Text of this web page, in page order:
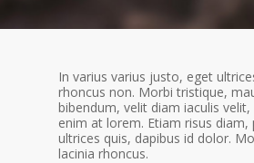
In varius varius justo, eget
rhoncus non. Morbi tristique,
bibendum, velit diam iaculis
enim at lorem. Etiam risus
ultrices quis, dapibus id dolor.
lacinia rhoncus.